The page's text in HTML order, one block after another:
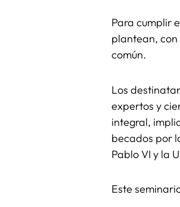
Para cumplir
plantean, con
común.
Los
expertos y
integral,
becados por
Pablo VI y la
Este